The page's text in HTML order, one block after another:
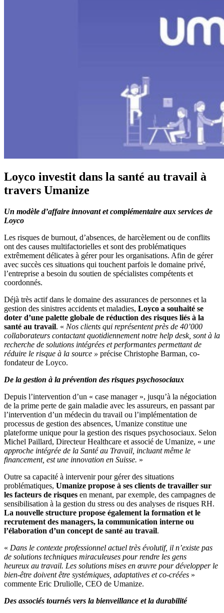
Loyco investit dans la santé au travail à
travers Umanize
Un modèle d’affaire innovant et complémentaire aux services de
Loyco
Les risques de burnout, d’absences, de harcèlement ou de conflits
ont des causes multifactorielles et sont des problématiques
extrêmement délicates à gérer pour les organisations. Afin de gérer
avec succès ces situations qui touchent parfois le domaine privé,
l’entreprise a besoin du soutien de spécialistes compétents et
coordonnés.
Déjà très actif dans le domaine des assurances de personnes et la
gestion des sinistres accidents et maladies, Loyco a souhaité se
doter d’une palette globale de réduction des risques liés à la
santé au travail. « Nos clients qui représentent près de 40’000
collaborateurs contactant quotidiennement notre help desk, sont à la
recherche de solutions intégrées et performantes permettant de
réduire le risque à la source » précise Christophe Barman, co-
fondateur de Loyco.
De la gestion à la prévention des risques psychosociaux
Depuis l’intervention d’un « case manager », jusqu’à la négociation
de la prime perte de gain maladie avec les assureurs, en passant par
l’intervention d’un médecin du travail ou l’implémentation de
processus de gestion des absences, Umanize constitue une
plateforme unique pour la gestion des risques psychosociaux. Selon
Michel Paillard, Directeur Healthcare et associé de Umanize, « une
approche intégrée de la Santé au Travail, incluant même le
financement, est une innovation en Suisse. »
Outre sa capacité à intervenir pour gérer des situations
problématiques, Umanize propose à ses clients de travailler sur
les facteurs de risques en menant, par exemple, des campagnes de
sensibilisation à la gestion du stress ou des analyses de risques RH.
La nouvelle structure propose également la formation et le
recrutement des managers, la communication interne ou
l’élaboration d’un concept de santé au travail.
« Dans le contexte professionnel actuel très évolutif, il n’existe pas
de solutions techniques miraculeuses pour rendre les gens
heureux au travail. Les solutions mises en œuvre pour développer le
bien-être doivent être systémiques, adaptatives et co-créées »
commente Eric Druliolle, CEO de Umanize.
Des associés tournés vers la bienveillance et la durabilité